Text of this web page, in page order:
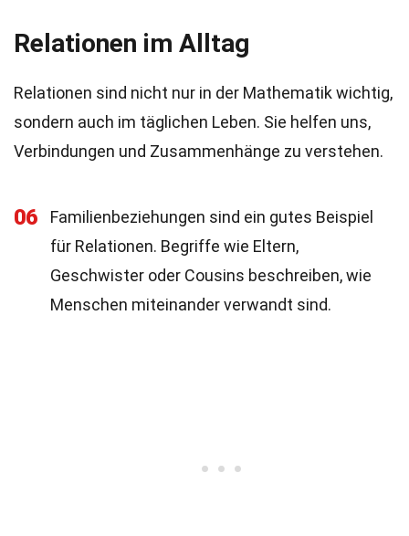
Relationen im Alltag
Relationen sind nicht nur in der Mathematik wichtig,
sondern auch im täglichen Leben. Sie helfen uns,
Verbindungen und Zusammenhänge zu verstehen.
06
Familienbeziehungen sind ein gutes Beispiel
für Relationen. Begriffe wie Eltern,
Geschwister oder Cousins beschreiben, wie
Menschen miteinander verwandt sind.